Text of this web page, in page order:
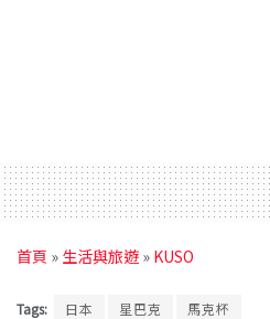
首頁 » 生活與旅遊 » KUSO
Tags: 日本 星巴克 馬克杯